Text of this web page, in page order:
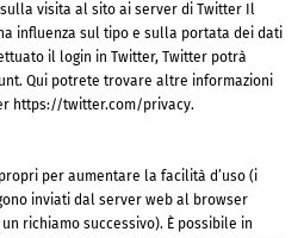
visita al sito ai server di Twitter Il
influenza sul tipo e sulla portata dei dati
il login in Twitter, Twitter potrà
Qui potrete trovare altre informazioni
https://twitter.com/privacy.
per aumentare la facilità d’uso (i
inviati dal server web al browser
richiamo successivo). È possibile in